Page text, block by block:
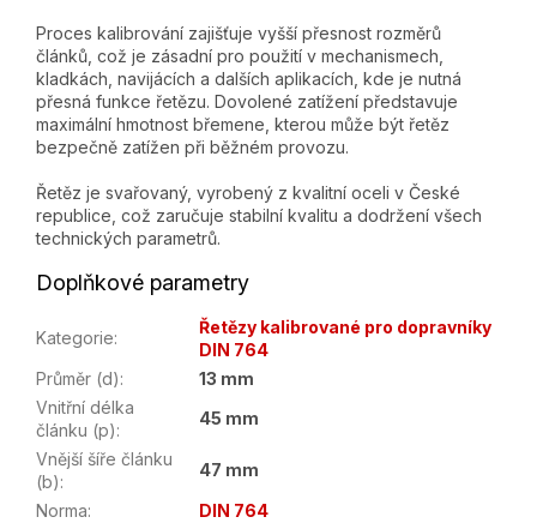
Proces kalibrování zajišťuje vyšší přesnost rozměrů
článků, což je zásadní pro použití v mechanismech,
kladkách, navijácích a dalších aplikacích, kde je nutná
přesná funkce řetězu. Dovolené zatížení představuje
maximální hmotnost břemene, kterou může být řetěz
bezpečně zatížen při běžném provozu.
Řetěz je svařovaný, vyrobený z kvalitní oceli v České
republice, což zaručuje stabilní kvalitu a dodržení všech
technických parametrů.
Doplňkové parametry
Kategorie:
Řetězy kalibrované pro dopravníky
DIN 764
Průměr (d):
13 mm
Vnitřní délka
článku (p):
45 mm
Vnější šíře článku
(b):
47 mm
Norma:
DIN 764